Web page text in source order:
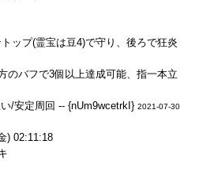
ップ(霊宝は豆4)で守り、後ろで狂炎
のバフで3個以上達成可能、指一本立
/安定周回 -- {nUm9wcetrkI} 2021-07-30
) 02:11:18